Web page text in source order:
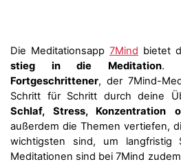
Die Meditationsapp 7Mind bietet
stieg in die Medi­ta­tion.
Fortgeschrittener, der 7Mind-
Schritt für Schritt durch deine
Schlaf, Stress, Kon­zen­tra­tion
außerdem die Themen ver­tie­fen,
wich­tigs­ten sind, um langfristig
Medi­ta­tio­nen sind bei 7Mind